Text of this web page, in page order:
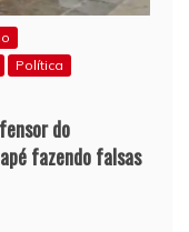
Política
do
fazendo falsas